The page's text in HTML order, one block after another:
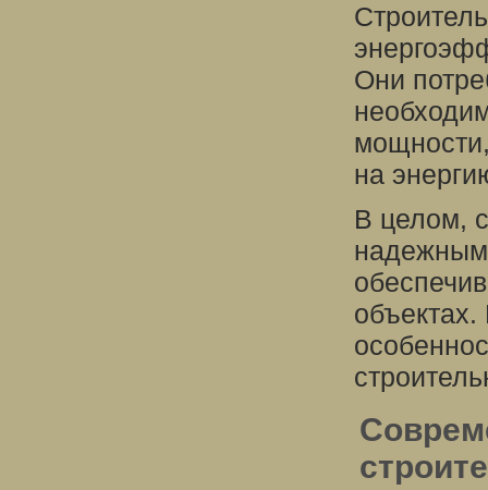
Они
мощности,
на
В целом,
объектах.